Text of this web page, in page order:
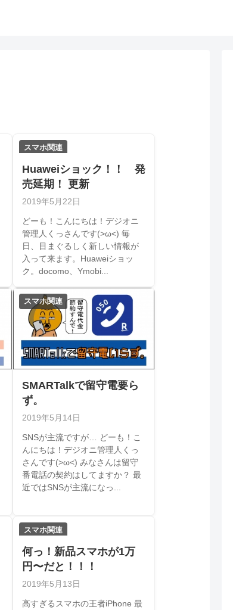
スマホ関連
Huaweiショック！！ 発
売延期！ 更新
2019年5月22日
どーも！こんにちは！デジオニ
管理人くっさんです(>ω<) 毎
日、目まぐるしく新しい情報が
入って来ます。Huaweiショッ
ク。docomo、Ymobi...
スマホ関連
SMARTalkで留守電要ら
ず。
2019年5月14日
SNSが主流ですが… どーも！こ
んにちは！デジオニ管理人くっ
さんです(>ω<) みなさんは留守
番電話の契約はしてますか？ 最
近ではSNSが主流になっ...
スマホ関連
何っ！新品スマホが1万
円〜だと！！！
2019年5月13日
高すぎるスマホの王者iPhone 最